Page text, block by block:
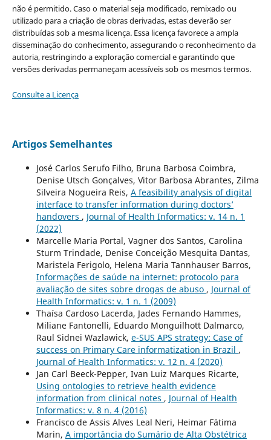
não é permitido. Caso o material seja modificado, remixado ou
utilizado para a criação de obras derivadas, estas deverão ser
distribuídas sob a mesma licença. Essa licença favorece a ampla
disseminação do conhecimento, assegurando o reconhecimento da
autoria, restringindo a exploração comercial e garantindo que
versões derivadas permaneçam acessíveis sob os mesmos termos.
Consulte a Licença
Artigos Semelhantes
José Carlos Serufo Filho, Bruna Barbosa Coimbra,
Denise Utsch Gonçalves, Vitor Barbosa Abrantes, Zilma
Silveira Nogueira Reis, A feasibility analysis of digital
interface to transfer information during doctors’
handovers , Journal of Health Informatics: v. 14 n. 1
(2022)
Marcelle Maria Portal, Vagner dos Santos, Carolina
Sturm Trindade, Denise Conceição Mesquita Dantas,
Maristela Ferigolo, Helena Maria Tannhauser Barros,
Informações de saúde na internet: protocolo para
avaliação de sites sobre drogas de abuso , Journal of
Health Informatics: v. 1 n. 1 (2009)
Thaísa Cardoso Lacerda, Jades Fernando Hammes,
Miliane Fantonelli, Eduardo Monguilhott Dalmarco,
Raul Sidnei Wazlawick, e-SUS APS strategy: Case of
success on Primary Care informatization in Brazil ,
Journal of Health Informatics: v. 12 n. 4 (2020)
Jan Carl Beeck-Pepper, Ivan Luiz Marques Ricarte,
Using ontologies to retrieve health evidence
information from clinical notes , Journal of Health
Informatics: v. 8 n. 4 (2016)
Francisco de Assis Alves Leal Neri, Heimar Fátima
Marin, A importância do Sumário de Alta Obstétrica